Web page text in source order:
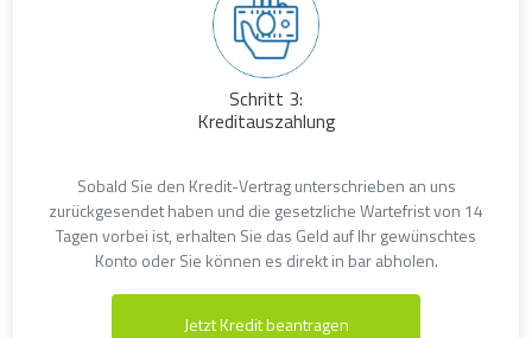
Schritt 3:
Kreditauszahlung
Sobald Sie den Kredit-Vertrag unterschrieben an uns
zurückgesendet haben und die gesetzliche Wartefrist von 14
Tagen vorbei ist, erhalten Sie das Geld auf Ihr gewünschtes
Konto oder Sie können es direkt in bar abholen.
Jetzt Kredit beantragen